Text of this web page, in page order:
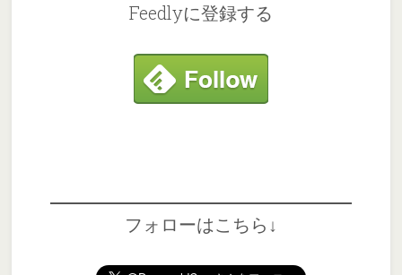
Feedlyに登録する
フォローはこちら↓